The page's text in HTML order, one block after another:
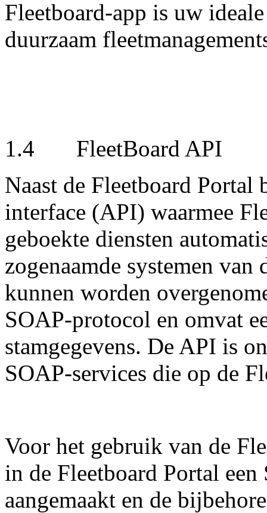
Fleetboard-app is uw
duurzaam
1.4 FleetBoard API
Naast de Fleetboard
interface (API) waarmee
geboekte diensten
zogenaamde systemen van
kunnen worden
SOAP-protocol en omvat
stamgegevens. De API is
SOAP-services die op de
Voor het gebruik van de
in de Fleetboard Portal
aangemaakt en de